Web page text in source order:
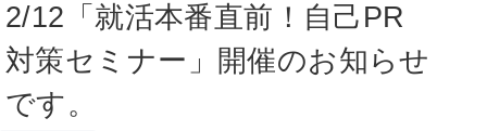
2/12「就活本番直前！自己PR
対策セミナー」開催のお知らせ
です。